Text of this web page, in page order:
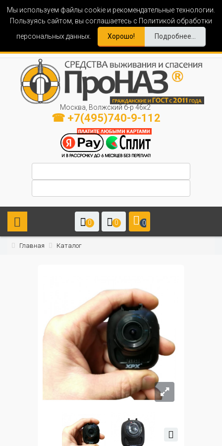
Мы используем файлы cookie и рекомендательные технологии.
Пользуясь сайтом, вы соглашаетесь с Политикой обработки
персональных данных.
Хорошо! Подробнее...
Москва, Волжский б-р 46к2
☎ +7(495)740-9-112
0 0 0
Главная Каталог